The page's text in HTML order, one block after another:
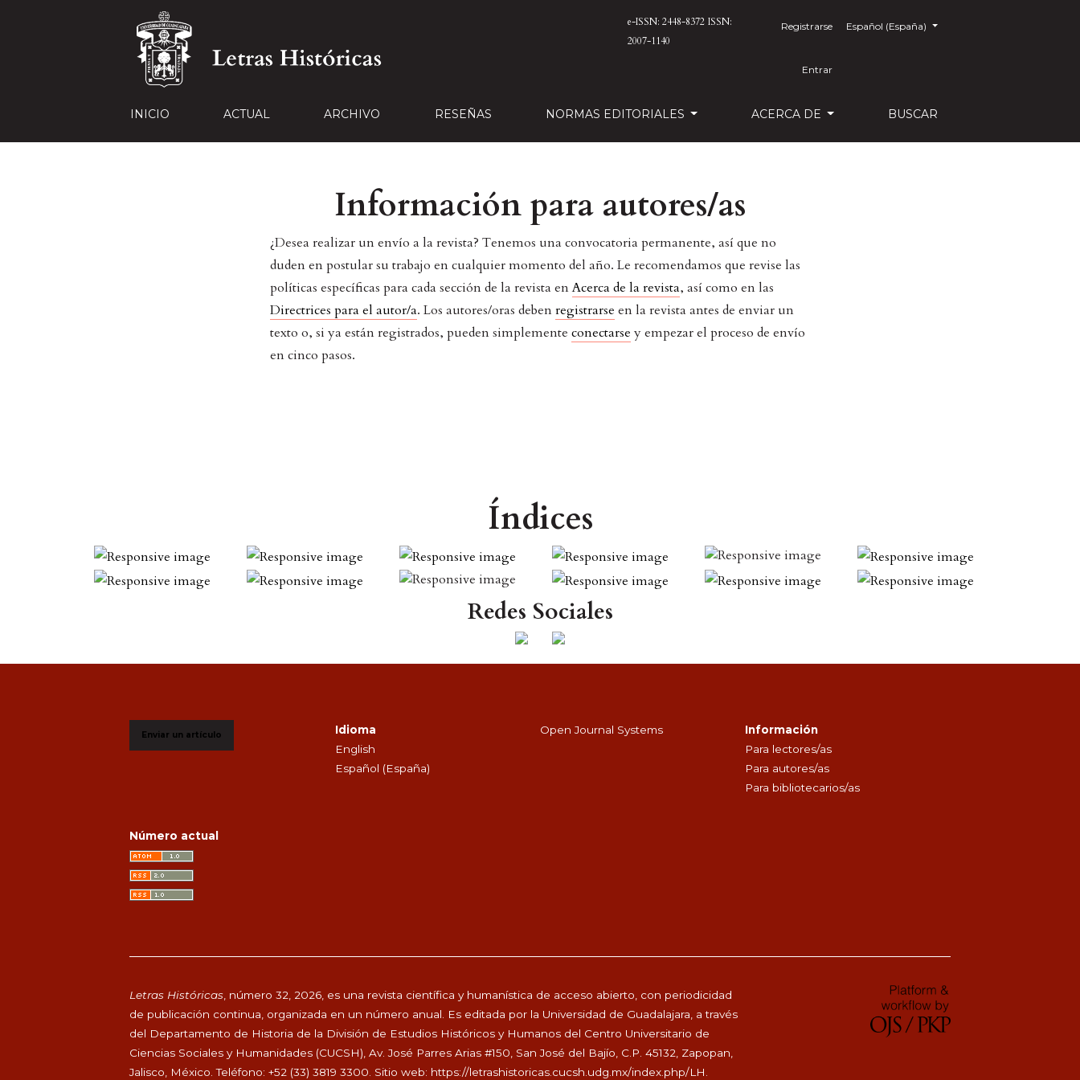
e-ISSN: 2448-8372 ISSN:
2007-1140
Registrarse
Entrar
Español (España)
INICIO ACTUAL ARCHIVO RESEÑAS NORMAS EDITORIALES ACERCA DE BUSCAR
Información para autores/as
¿Desea realizar un envío a la revista? Tenemos una convocatoria permanente, así que no
duden en postular su trabajo en cualquier momento del año. Le recomendamos que revise las
políticas específicas para cada sección de la revista enAcerca de la revista, así como en las
Directrices para el autor/a. Los autores/oras debenregistrarse en la revista antes de enviar un
texto o, si ya están registrados, pueden simplemente conectarse y empezar el proceso de envío
en cinco pasos.
Índices
Redes Sociales
Enviar un artículo
Idioma
English
Español (España)
Open Journal Systems
Información
Para lectores/as
Para autores/as
Para bibliotecarios/as
Número actual
Letras Históricas , número 32, 2026, es una revista científica y humanística de acceso abierto, con periodicidad
de publicación continua, organizada en un número anual. Es editada por la Universidad de Guadalajara, a través
del Departamento de Historia de la División de Estudios Históricos y Humanos del Centro Universitario de
Ciencias Sociales y Humanidades (CUCSH), Av. José Parres Arias #150, San José del Bajío, C.P. 45132, Zapopan,
Jalisco, México. Teléfono: +52 (33) 3819 3300. Sitio web: https://letrashistoricas.cucsh.udg.mx/index.php/LH